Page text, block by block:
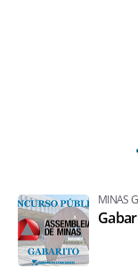
MINAS